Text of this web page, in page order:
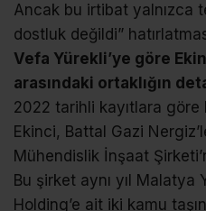
Ancak bu irtibat yalnızca
dostluk değildi”
Vefa Yürekli’ye göre
arasındaki ortaklığın
2022 tarihli kayıtlara
Ekinci, Battal Gazi
Mühendislik İnşaat
Bu şirket aynı yıl Malatya
Holding’e ait iki kamu